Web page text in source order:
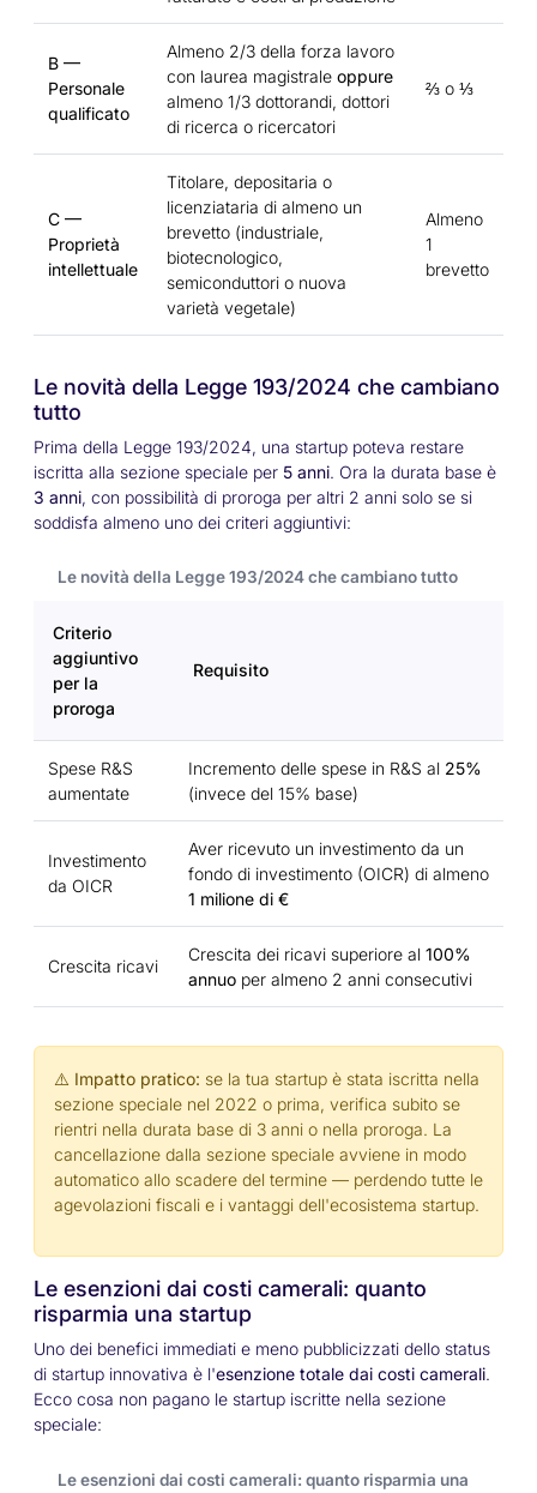
B —
Personale
qualificato
Almeno 2/3 della forza lavoro
con laurea magistrale oppure
almeno 1/3 dottorandi, dottori
di ricerca o ricercatori
⅔ o ⅓
C —
Proprietà
intellettuale
Titolare, depositaria o
licenziataria di almeno un
brevetto (industriale,
biotecnologico,
semiconduttori o nuova
varietà vegetale)
Almeno
1
brevetto
Le novità della Legge 193/2024 che cambiano
tutto
Prima della Legge 193/2024, una startup poteva restare
iscritta alla sezione speciale per 5 anni. Ora la durata base è
3 anni, con possibilità di proroga per altri 2 anni solo se si
soddisfa almeno uno dei criteri aggiuntivi:
Le novità della Legge 193/2024 che cambiano tutto
Criterio
aggiuntivo
per la
proroga
Requisito
Spese R&S
aumentate
Incremento delle spese in R&S al 25%
(invece del 15% base)
Investimento
da OICR
Aver ricevuto un investimento da un
fondo di investimento (OICR) di almeno
1 milione di €
Crescita ricavi
Crescita dei ricavi superiore al 100%
annuo per almeno 2 anni consecutivi
⚠️ Impatto pratico: se la tua startup è stata iscritta nella
sezione speciale nel 2022 o prima, verifica subito se
rientri nella durata base di 3 anni o nella proroga. La
cancellazione dalla sezione speciale avviene in modo
automatico allo scadere del termine — perdendo tutte le
agevolazioni fiscali e i vantaggi dell'ecosistema startup.
Le esenzioni dai costi camerali: quanto
risparmia una startup
Uno dei benefici immediati e meno pubblicizzati dello status
di startup innovativa è l'esenzione totale dai costi camerali.
Ecco cosa non pagano le startup iscritte nella sezione
speciale:
Le esenzioni dai costi camerali: quanto risparmia una